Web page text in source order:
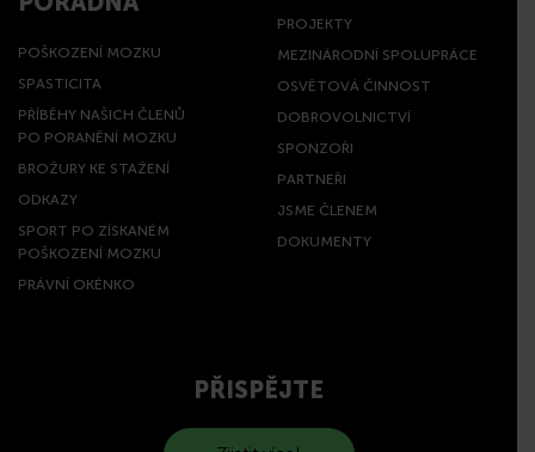
POŠKOZENÍ MOZKU
SPASTICITA
PŘÍBĚHY NAŠICH ČLENŮ
PO PORANĚNÍ MOZKU
BROŽURY KE STAŽENÍ
ODKAZY
SPORT PO ZÍSKANÉM
POŠKOZENÍ MOZKU
PRÁVNÍ OKÉNKO
PROJEKTY
MEZINÁRODNÍ SPOLUPRÁCE
OSVĚTOVÁ ČINNOST
DOBROVOLNICTVÍ
SPONZOŘI
PARTNEŘI
JSME ČLENEM
DOKUMENTY
PŘISPĚJTE